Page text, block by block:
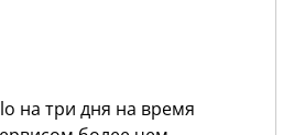
на три дня на время